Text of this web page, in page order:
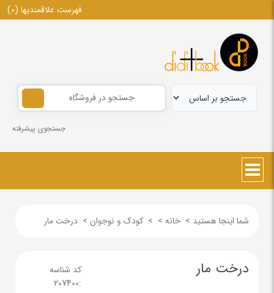
فهرست علاقمندیها (0)
جستجوی پیشرفته
شما اینجا هستید > خانه >
> کودک و نوجوان > درخت مار
درخت مار
کد شناسه
:
207400